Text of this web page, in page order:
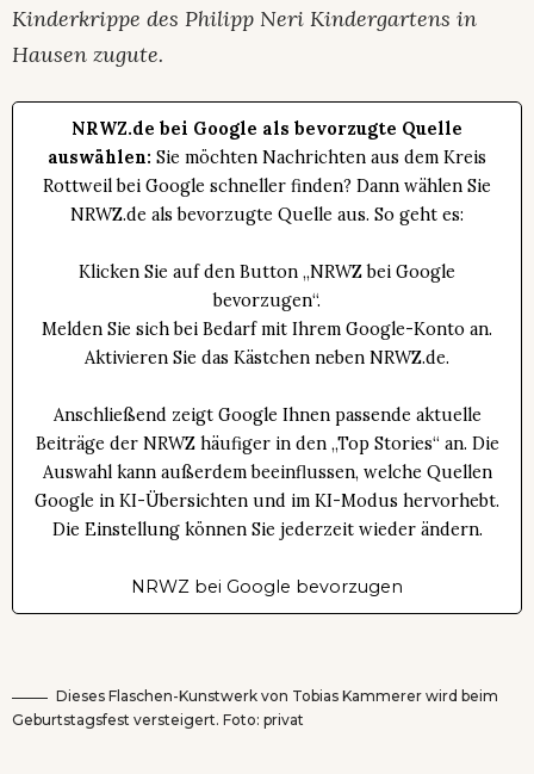
Kinderkrippe des Philipp Neri Kindergartens in
Hausen zugute.
NRWZ.de bei Google als bevorzugte Quelle
auswählen: Sie möchten Nachrichten aus dem Kreis
Rottweil bei Google schneller finden? Dann wählen Sie
NRWZ.de als bevorzugte Quelle aus. So geht es:
Klicken Sie auf den Button „NRWZ bei Google
bevorzugen“.
Melden Sie sich bei Bedarf mit Ihrem Google-Konto an.
Aktivieren Sie das Kästchen neben NRWZ.de.
Anschließend zeigt Google Ihnen passende aktuelle
Beiträge der NRWZ häufiger in den „Top Stories“ an. Die
Auswahl kann außerdem beeinflussen, welche Quellen
Google in KI-Übersichten und im KI-Modus hervorhebt.
Die Einstellung können Sie jederzeit wieder ändern.
NRWZ bei Google bevorzugen
Dieses Flaschen-Kunstwerk von Tobias Kammerer wird beim
Geburtstagsfest versteigert. Foto: privat